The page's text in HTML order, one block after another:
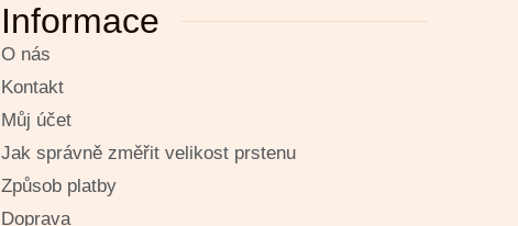
Informace
O nás
Kontakt
Můj účet
Jak správně změřit velikost prstenu
Způsob platby
Doprava